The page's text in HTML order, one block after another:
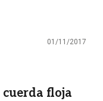
01/11/2017
floja